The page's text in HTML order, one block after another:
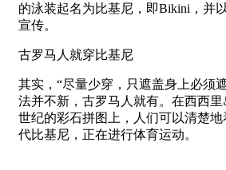
的泳装起名为比基尼，即Bikini，并
宣传。
古罗马人就穿比基尼
其实，“尽量少穿，只遮盖身上必须
法并不新，古罗马人就有。在西西
世纪的彩石拼图上，人们可以清楚
代比基尼，正在进行体育运动。